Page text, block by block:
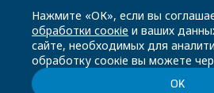
8 800 200-23-56
Чат-бот в Телеграм
Нажмите «ОК», если вы
обработки соокіе и ваших
сайте, необходимых для
обработку соокіе вы можете
ОК